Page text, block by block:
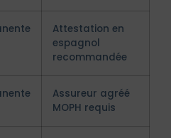
Attestation en
espagnol
recommandée
Assureur agréé
MOPH requis